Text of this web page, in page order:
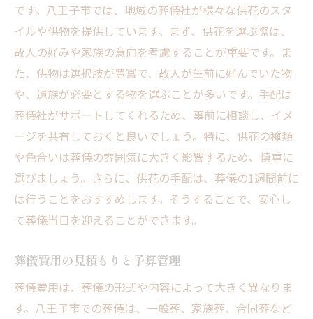
です。八王子市では、地域の葬儀社が様々な供花のスタ
イルや供物を提供しています。まず、供花を選ぶ際は、
故人の好みや家族の意向を考慮することが重要です。ま
た、供物は選択肢が豊富で、故人が生前に好んでいた物
や、遺族が必要とする物を選ぶことが多いです。手配は
葬儀社がサポートしてくれるため、事前に相談し、イメ
ージを共有しておくと良いでしょう。特に、供花の種類
や色合いは葬儀の雰囲気に大きく影響するため、慎重に
選びましょう。さらに、供花の手配は、葬儀の1週間前に
は行うことをおすすめします。そうすることで、安心し
て葬儀当日を迎えることができます。
葬儀費用の見積もりと予算管理
葬儀費用は、葬儀の形式や内容によって大きく異なりま
す。八王子市での葬儀は、一般葬、家族葬、合同葬など